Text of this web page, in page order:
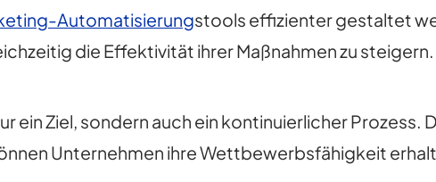
Automatisierungstools effizienter gestaltet
die Effektivität ihrer Maßnahmen zu steigern.
ein Ziel, sondern auch ein kontinuierlicher Prozess.
Unternehmen ihre Wettbewerbsfähigkeit